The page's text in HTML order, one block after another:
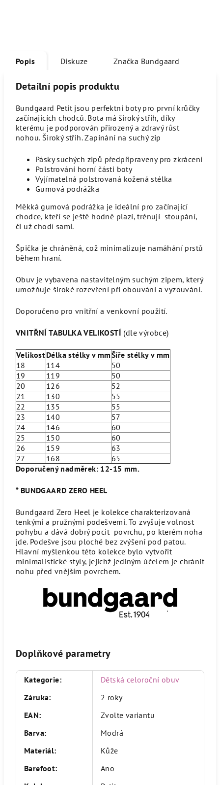
Popis Diskuze Značka Bundgaard
Detailní popis produktu
Bundgaard Petit jsou perfektní boty pro první krůčky
začínajících chodců. Bota má široký střih, díky
kterému je podporován přirozený a zdravý růst
nohou. Široký střih. Zapínání na suchý zip
Pásky suchých zipů předpřipraveny pro zkrácení
Polstrování horní části boty
Vyjímatelná polstrovaná kožená stélka
Gumová podrážka
Měkká gumová podrážka je ideální pro začínající
chodce, kteří se ještě hodně plazí, trénují stoupání,
či už chodí sami.
Špička je chráněná, což minimalizuje namáhání prstů
během hraní.
Obuv je vybavena nastavitelným suchým zipem, který
umožňuje široké rozevření při obouvání a vyzouvání.
Doporučeno pro vnitřní a venkovní použití.
VNITŘNÍ TABULKA VELIKOSTÍ (dle výrobce)
VelikostDélka stélky v mmŠíře stélky v mm
18
114
50
19
119
50
20
126
52
21
130
55
22
135
55
23
140
57
24
146
60
25
150
60
26
159
63
27
168
65
Doporučený nadměrek: 12-15 mm.
* BUNDGAARD ZERO HEEL
Bundgaard Zero Heel je kolekce charakterizovaná
tenkými a pružnými podešvemi. To zvyšuje volnost
pohybu a dává dobrý pocit povrchu, po kterém noha
jde. Podešve jsou ploché bez zvýšení pod patou.
Hlavní myšlenkou této kolekce bylo vytvořit
minimalistické styly, jejichž jediným účelem je chránit
nohu před vnějším povrchem.
Doplňkové parametry
Kategorie:
Dětská celoroční obuv
Záruka:
2 roky
EAN:
Zvolte variantu
Barva:
Modrá
Materiál:
Kůže
Barefoot:
Ano